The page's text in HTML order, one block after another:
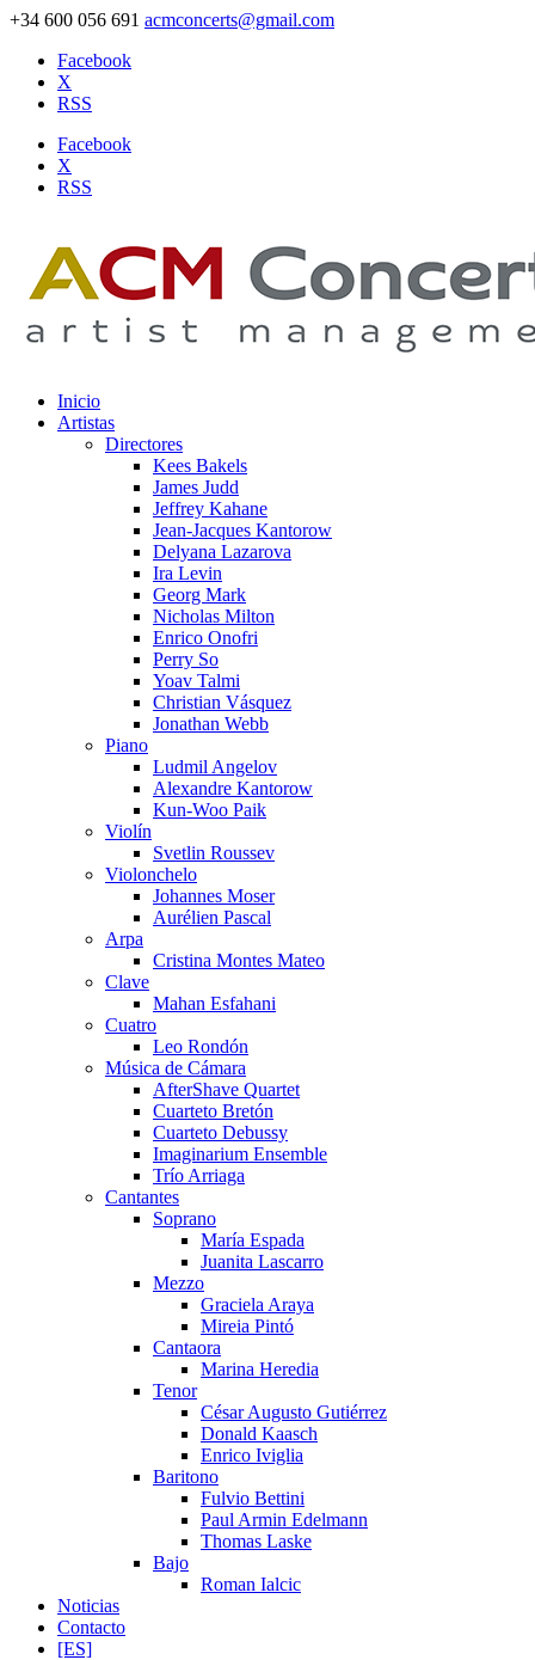
+34 600 056 691 acmconcerts@gmail.com
Facebook
X
RSS
Facebook
X
RSS
Inicio
Artistas
Directores
Kees Bakels
James Judd
Jeffrey Kahane
Jean-Jacques Kantorow
Delyana Lazarova
Ira Levin
Georg Mark
Nicholas Milton
Enrico Onofri
Perry So
Yoav Talmi
Christian Vásquez
Jonathan Webb
Piano
Ludmil Angelov
Alexandre Kantorow
Kun-Woo Paik
Violín
Svetlin Roussev
Violonchelo
Johannes Moser
Aurélien Pascal
Arpa
Cristina Montes Mateo
Clave
Mahan Esfahani
Cuatro
Leo Rondón
Música de Cámara
AfterShave Quartet
Cuarteto Bretón
Cuarteto Debussy
Imaginarium Ensemble
Trío Arriaga
Cantantes
Soprano
María Espada
Juanita Lascarro
Mezzo
Graciela Araya
Mireia Pintó
Cantaora
Marina Heredia
Tenor
César Augusto Gutiérrez
Donald Kaasch
Enrico Iviglia
Baritono
Fulvio Bettini
Paul Armin Edelmann
Thomas Laske
Bajo
Roman Ialcic
Noticias
Contacto
[ES]